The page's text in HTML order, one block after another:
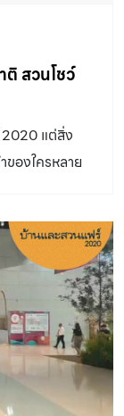
สวนโชว์
2020 แต่สิ่ง
องใครหลาย
กแบบและจัด
ารย์พิศาล ตัน
Garden
ห้สวนโชว์ในปี
คือสิ่งก่อ
รรมชาติและ
ล ป่า และ
” คุณศักดิ์เล่า